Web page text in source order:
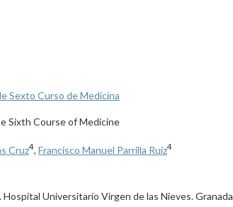
Sexto Curso de Medicina
Sixth Course of Medicine
Cruz4, Francisco Manuel Parrilla Ruiz4
Universitario Virgen de las Nieves. Granada